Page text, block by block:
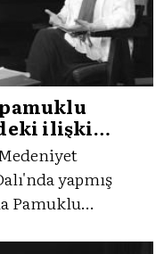
ilişki
yapmış
Pamuklu